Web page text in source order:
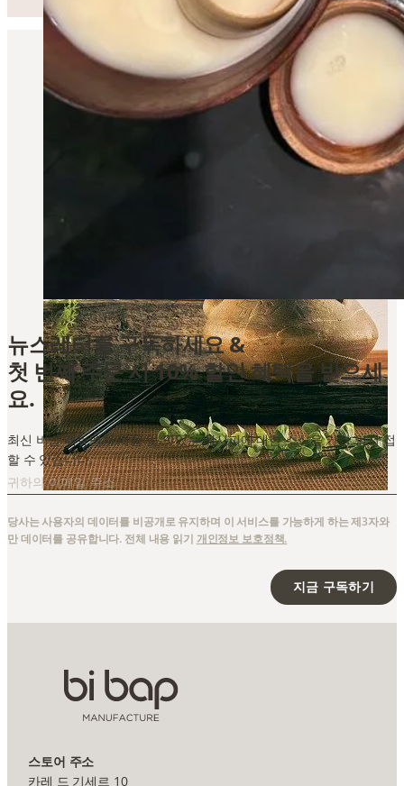
뉴스레터를 구독하세요 &
첫 번째 주문 시 10% 할인 혜택을 받으세
요.
최신 비밥 매뉴팩처 제품 및 맛있는 레시피에 대한 소식을 가장 먼저 접
할 수 있습니다.
당사는 사용자의 데이터를 비공개로 유지하며 이 서비스를 가능하게 하는 제3자와
만 데이터를 공유합니다. 전체 내용 읽기 개인정보 보호정책.
지금 구독하기
스토어 주소
카레 드 기세르 10